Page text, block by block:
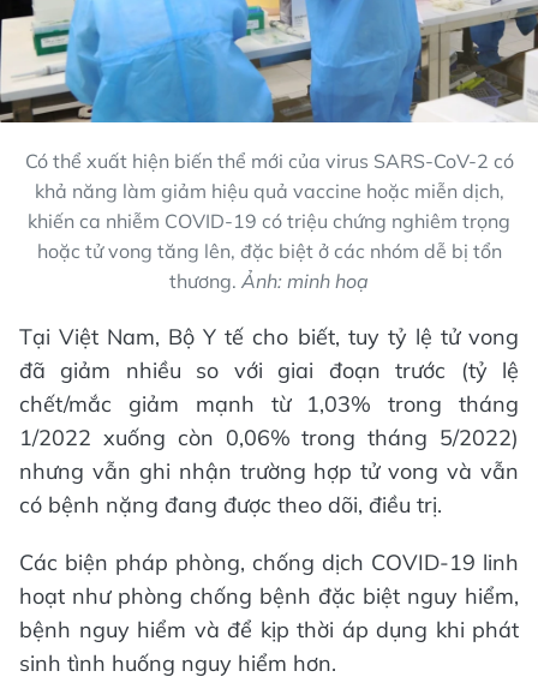
Có thể xuất hiện biến thể mới của virus SARS-CoV-2 có
khả năng làm giảm hiệu quả vaccine hoặc miễn dịch,
khiến ca nhiễm COVID-19 có triệu chứng nghiêm trọng
hoặc tử vong tăng lên, đặc biệt ở các nhóm dễ bị tổn
thương. Ảnh: minh hoạ
Tại Việt Nam, Bộ Y tế cho biết, tuy tỷ lệ tử vong
đã giảm nhiều so với giai đoạn trước (tỷ lệ
chết/mắc giảm mạnh từ 1,03% trong tháng
1/2022 xuống còn 0,06% trong tháng 5/2022)
nhưng vẫn ghi nhận trường hợp tử vong và vẫn
có bệnh nặng đang được theo dõi, điều trị.
Các biện pháp phòng, chống dịch COVID-19 linh
hoạt như phòng chống bệnh đặc biệt nguy hiểm,
bệnh nguy hiểm và để kịp thời áp dụng khi phát
sinh tình huống nguy hiểm hơn.